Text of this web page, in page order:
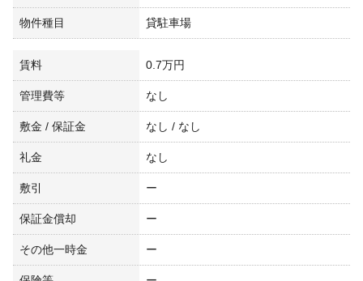
物件種目 貸駐車場
賃料 0.7万円
管理費等 なし
敷金 / 保証金 なし / なし
礼金 なし
敷引 ー
保証金償却 ー
その他一時金 ー